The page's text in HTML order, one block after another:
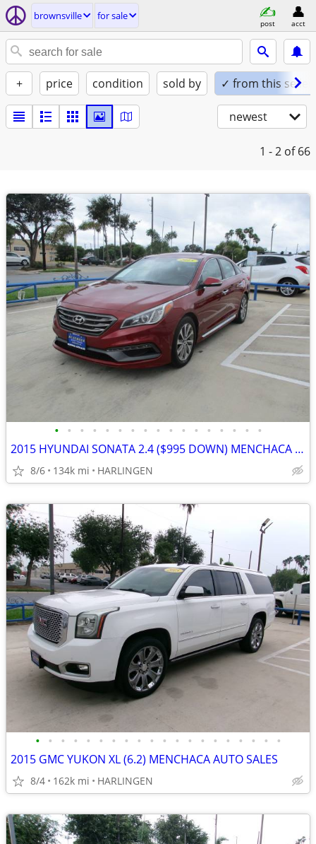
brownsville for sale
post acct
+ price condition sold by ✓ from this seller
newest
1 - 2 of 66
• • • • • • • • • • • • • • • • •
2015 HYUNDAI SONATA 2.4 ($995 DOWN) MENCHACA AUTO SALES
8/6 134k mi HARLINGEN
• • • • • • • • • • • • • • • • • • • •
2015 GMC YUKON XL (6.2) MENCHACA AUTO SALES
8/4 162k mi HARLINGEN